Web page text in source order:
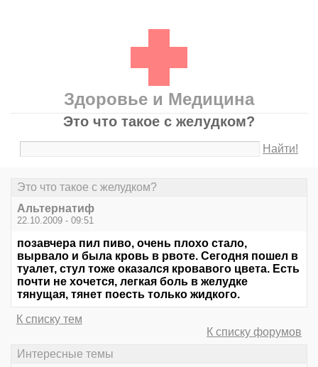
Здоровье и Медицина
Это что такое с желудком?
Найти!
Это что такое с желудком?
Альтернатиф
22.10.2009 - 09:51
позавчера пил пиво, очень плохо стало,
вырвало и была кровь в рвоте. Сегодня пошел в
туалет, стул тоже оказался кровавого цвета. Есть
почти не хочется, легкая боль в желудке
тянущая, тянет поесть только жидкого.
К списку тем
К списку форумов
Интересные темы